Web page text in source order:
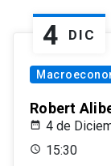
4 DIC
Robert
4 de
15:30